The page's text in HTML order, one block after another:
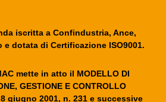
iscritta a Confindustria, Ance,
dotata di Certificazione ISO9001.
mette in atto il MODELLO DI
GESTIONE E CONTROLLO
giugno 2001, n. 231 e successive